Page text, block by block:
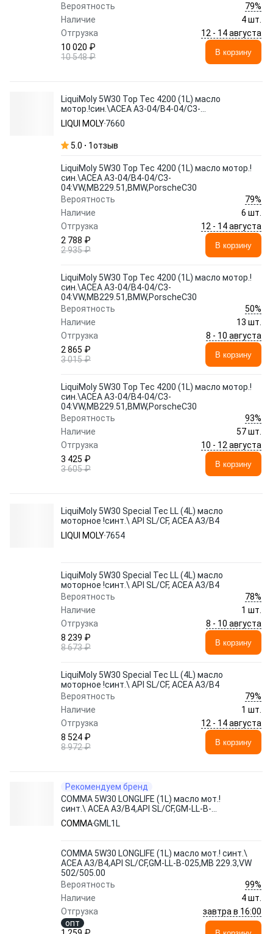
Вероятность
79%
Наличие
4 шт.
Отгрузка
12 - 14 августа
10 020 ₽
10 548 ₽
В корзину
LiquiMoly 5W30 Top Tec 4200 (1L) масло
мотор.!син.\ACEA A3-04/B4-04/C3-
04:VW,MB229.51,BMW,PorscheC30
LIQUI MOLY7660
5.0 1отзыв
LiquiMoly 5W30 Top Tec 4200 (1L) масло мотор.!
син.\ACEA A3-04/B4-04/C3-
04:VW,MB229.51,BMW,PorscheC30
Вероятность
79%
Наличие
6 шт.
Отгрузка
12 - 14 августа
2 788 ₽
2 935 ₽
В корзину
LiquiMoly 5W30 Top Tec 4200 (1L) масло мотор.!
син.\ACEA A3-04/B4-04/C3-
04:VW,MB229.51,BMW,PorscheC30
Вероятность
50%
Наличие
13 шт.
Отгрузка
8 - 10 августа
2 865 ₽
3 015 ₽
В корзину
LiquiMoly 5W30 Top Tec 4200 (1L) масло мотор.!
син.\ACEA A3-04/B4-04/C3-
04:VW,MB229.51,BMW,PorscheC30
Вероятность
93%
Наличие
57 шт.
Отгрузка
10 - 12 августа
3 425 ₽
3 605 ₽
В корзину
LiquiMoly 5W30 Special Tec LL (4L) масло
моторное !синт.\ API SL/CF, ACEA A3/B4
LIQUI MOLY7654
LiquiMoly 5W30 Special Tec LL (4L) масло
моторное !синт.\ API SL/CF, ACEA A3/B4
Вероятность
78%
Наличие
1 шт.
Отгрузка
8 - 10 августа
8 239 ₽
8 673 ₽
В корзину
LiquiMoly 5W30 Special Tec LL (4L) масло
моторное !синт.\ API SL/CF, ACEA A3/B4
Вероятность
79%
Наличие
1 шт.
Отгрузка
12 - 14 августа
8 524 ₽
8 972 ₽
В корзину
Рекомендуем бренд
COMMA 5W30 LONGLIFE (1L) масло мот.!
синт.\ ACEA A3/B4,API SL/CF,GM-LL-B-
025,MB 229.3,VW 502/505.00
COMMAGML1L
COMMA 5W30 LONGLIFE (1L) масло мот.! синт.\
ACEA A3/B4,API SL/CF,GM-LL-B-025,MB 229.3,VW
502/505.00
Вероятность
99%
Наличие
4 шт.
Отгрузка
завтра в 16:00
опт